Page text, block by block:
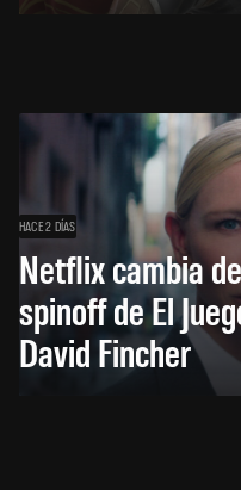
HACE 2 DÍAS
Netflix cambia
spinoff de El
David Fincher